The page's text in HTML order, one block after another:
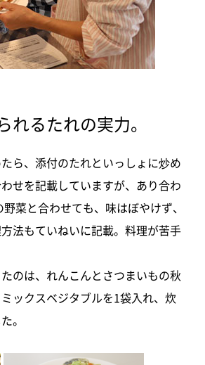
れるたれの実力。
ら、添付のたれといっしょに炒め
せを記載していますが、あり合わ
菜と合わせても、味はぼやけず、
法もていねいに記載。料理が苦手
のは、れんこんとさつまいもの秋
ックスベジタブルを1袋入れ、炊
。